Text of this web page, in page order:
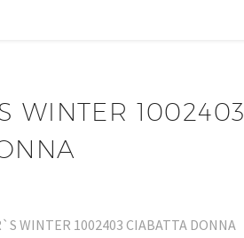
WINTER 1002403
WINTER 1002403 CIABATTA DONNA